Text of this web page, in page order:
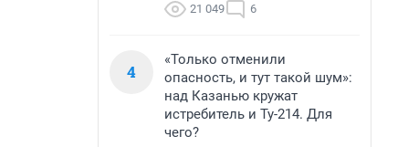
21 049 6
4
«Только отменили
опасность, и тут такой шум»:
над Казанью кружат
истребитель и Ту-214. Для
чего?